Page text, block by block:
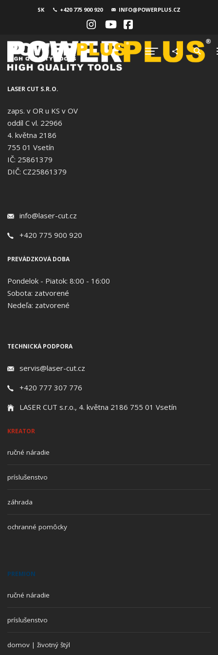
SK +420 775 900 920 INFO@POWERPLUS.CZ
LASER CUT S.R.O.
zaps. v OR u KS v OV
oddíl C vl. 22966
4. května 2186
755 01 Vsetín
IČ: 25861379
DIČ: CZ25861379
info@laser-cut.cz
+420 775 900 920
PREVÁDZKOVÁ DOBA
Pondelok - Piatok: 8:00 - 16:00
Sobota: zatvorené
Nedeľa: zatvorené
TECHNICKÁ PODPORA
servis@laser-cut.cz
+420 777 307 776
LASER CUT s.r.o., 4. května 2186 755 01 Vsetín
KREATOR
ručné náradie
príslušenstvo
záhrada
ochranné pomôcky
PREMION
ručné náradie
príslušenstvo
domov | životný štýl